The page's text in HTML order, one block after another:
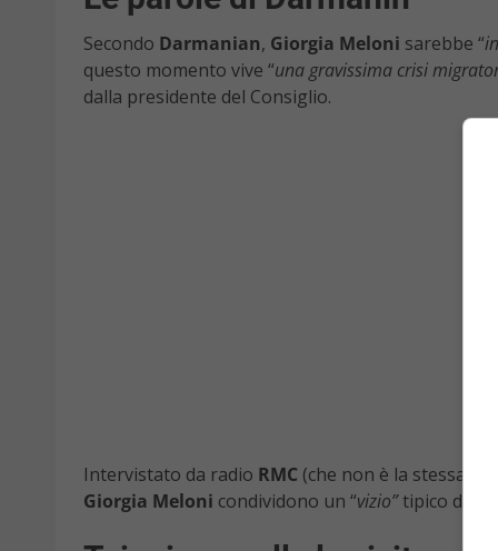
Secondo Darmanian, Giorgia Meloni sarebbe “
questo momento vive “una gravissima crisi
dalla presidente del Consiglio.
Intervistato da radio RMC (che non è la stessa
Giorgia Meloni condividono un “vizio”tipico della